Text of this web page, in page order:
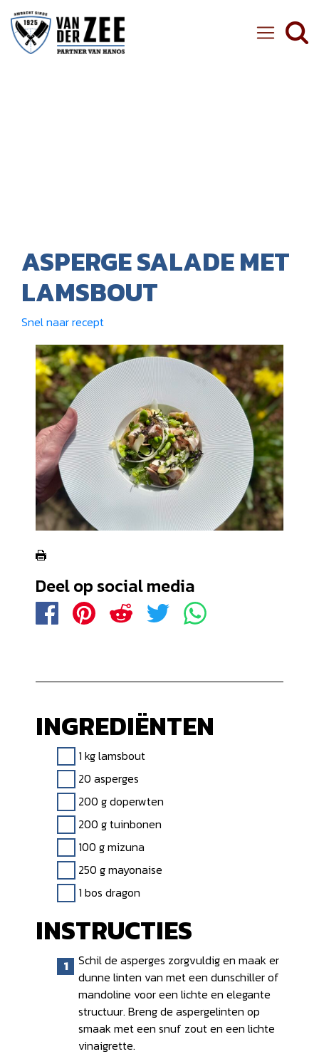
Ambachtelijke Slager van der Zee
ASPERGE SALADE MET
LAMSBOUT
Snel naar recept
Deel op social media
INGREDIËNTEN
1 kg lamsbout
20 asperges
200 g doperwten
200 g tuinbonen
100 g mizuna
250 g mayonaise
1 bos dragon
INSTRUCTIES
Schil de asperges zorgvuldig en maak er
dunne linten van met een dunschiller of
mandoline voor een lichte en elegante
structuur. Breng de aspergelinten op
smaak met een snuf zout en een lichte
vinaigrette.